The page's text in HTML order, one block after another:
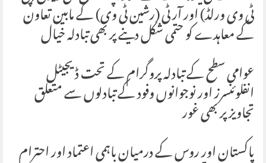
ٹی وی ورلڈ) اور آر ٹی (رشین ٹی وی) کے مابین تعاون
کے معاہدے کو حتمی شکل دینے پر بھی تبادلہ خیال
عوامی سطح کے تبادلہ پروگرام کے تحت ڈیجیٹل
انفلوئنسرز اور نوجوانوں وفود کے تبادلوں سے متعلق
تجاویز پر بھی غور
پاکستان اور روس کے درمیان باہمی اعتماد اور احترام